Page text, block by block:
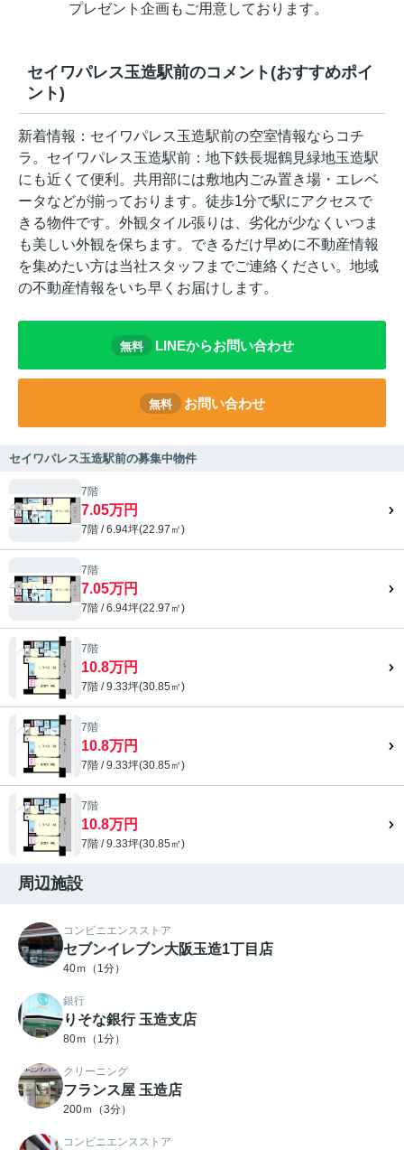
プレゼント企画もご用意しております。
セイワパレス玉造駅前のコメント(おすすめポイ
ント)
新着情報：セイワパレス玉造駅前の空室情報ならコチ
ラ。セイワパレス玉造駅前：地下鉄長堀鶴見緑地玉造駅
にも近くて便利。共用部には敷地内ごみ置き場・エレベ
ータなどが揃っております。徒歩1分で駅にアクセスで
きる物件です。外観タイル張りは、劣化が少なくいつま
も美しい外観を保ちます。できるだけ早めに不動産情報
を集めたい方は当社スタッフまでご連絡ください。地域
の不動産情報をいち早くお届けします。
無料 LINEからお問い合わせ
無料 お問い合わせ
セイワパレス玉造駅前の募集中物件
7階
7.05万円
7階 / 6.94坪(22.97㎡)
7階
7.05万円
7階 / 6.94坪(22.97㎡)
7階
10.8万円
7階 / 9.33坪(30.85㎡)
7階
10.8万円
7階 / 9.33坪(30.85㎡)
7階
10.8万円
7階 / 9.33坪(30.85㎡)
周辺施設
コンビニエンスストア
セブンイレブン大阪玉造1丁目店
40ｍ（1分）
銀行
りそな銀行 玉造支店
80ｍ（1分）
クリーニング
フランス屋 玉造店
200ｍ（3分）
コンビニエンスストア